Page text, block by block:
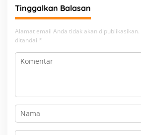
Tinggalkan Balasan
Alamat email Anda tidak akan dipublikasikan.
ditandai *